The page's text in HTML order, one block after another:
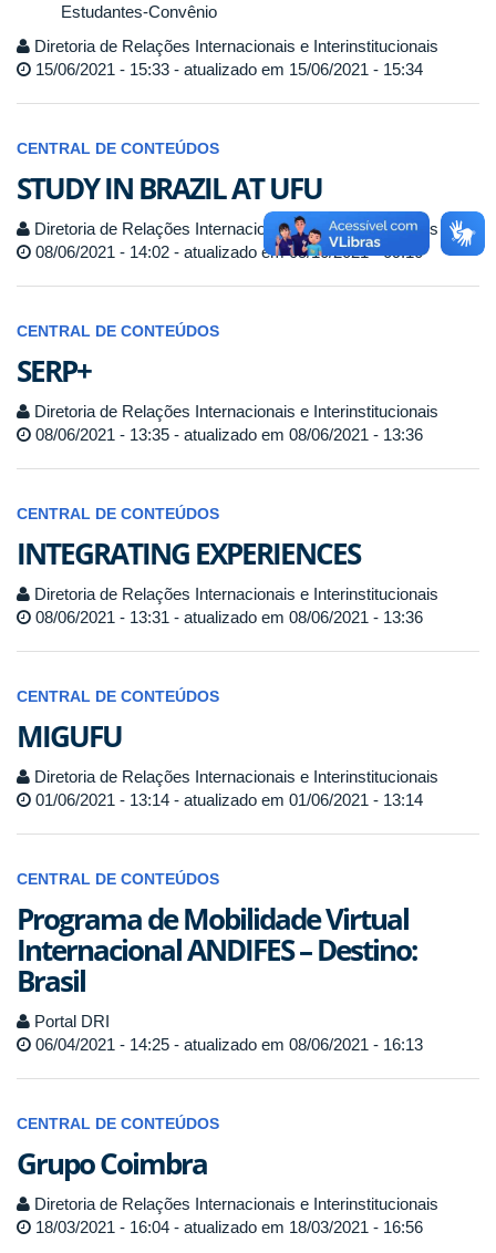
Estudantes-Convênio
Diretoria de Relações Internacionais e Interinstitucionais
15/06/2021 - 15:33 - atualizado em 15/06/2021 - 15:34
CENTRAL DE CONTEÚDOS
STUDY IN BRAZIL AT UFU
Diretoria de Relações Internacionais e Interinstitucionais
08/06/2021 - 14:02 - atualizado em 05/10/2021 - 09:10
CENTRAL DE CONTEÚDOS
SERP+
Diretoria de Relações Internacionais e Interinstitucionais
08/06/2021 - 13:35 - atualizado em 08/06/2021 - 13:36
CENTRAL DE CONTEÚDOS
INTEGRATING EXPERIENCES
Diretoria de Relações Internacionais e Interinstitucionais
08/06/2021 - 13:31 - atualizado em 08/06/2021 - 13:36
CENTRAL DE CONTEÚDOS
MIGUFU
Diretoria de Relações Internacionais e Interinstitucionais
01/06/2021 - 13:14 - atualizado em 01/06/2021 - 13:14
CENTRAL DE CONTEÚDOS
Programa de Mobilidade Virtual
Internacional ANDIFES – Destino:
Brasil
Portal DRI
06/04/2021 - 14:25 - atualizado em 08/06/2021 - 16:13
CENTRAL DE CONTEÚDOS
Grupo Coimbra
Diretoria de Relações Internacionais e Interinstitucionais
18/03/2021 - 16:04 - atualizado em 18/03/2021 - 16:56